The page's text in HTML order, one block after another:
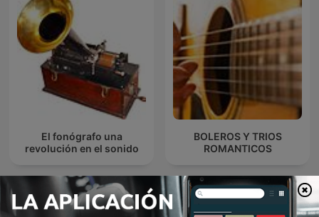
El fonógrafo una
revolución en el sonido
BOLEROS Y TRIOS
ROMANTICOS